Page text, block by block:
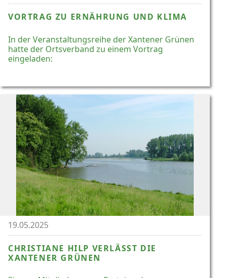
VORTRAG ZU ERNÄHRUNG UND KLIMA
In der Veranstaltungsreihe der Xantener Grünen
hatte der Ortsverband zu einem Vortrag
eingeladen:
19.05.2025
CHRISTIANE HILP VERLÄSST DIE
XANTENER GRÜNEN